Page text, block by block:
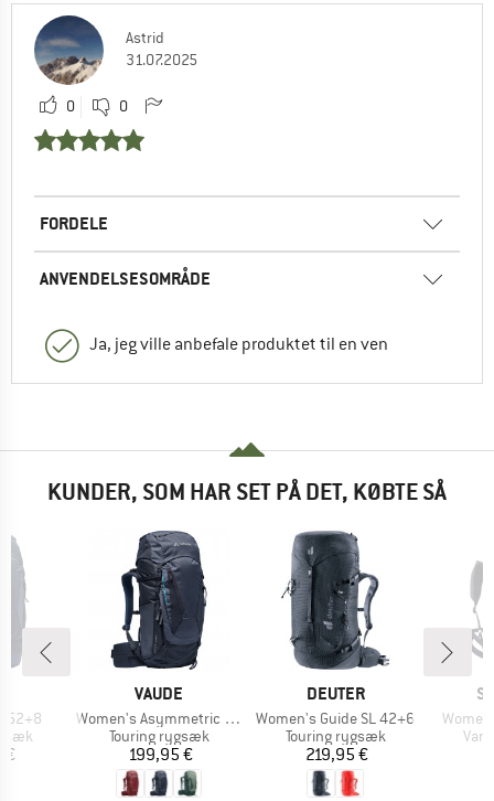
Astrid
31.07.2025
0 0
FORDELE
ANVENDELSESOMRÅDE
Ja, jeg ville anbefale produktet til en ven
KUNDER, SOM HAR SET PÅ DET, KØBTE SÅ
52+8
€
MÆRKE
VAUDE
Artikel
Women's Asymmetric 38+8
Produktgruppe
Touring rygsæk
Pris
199,95 €
MÆRKE
DEUTER
Artikel
Women's Guide SL 42+6
Produktgruppe
Touring rygsæk
Pris
219,95 €
Artikel